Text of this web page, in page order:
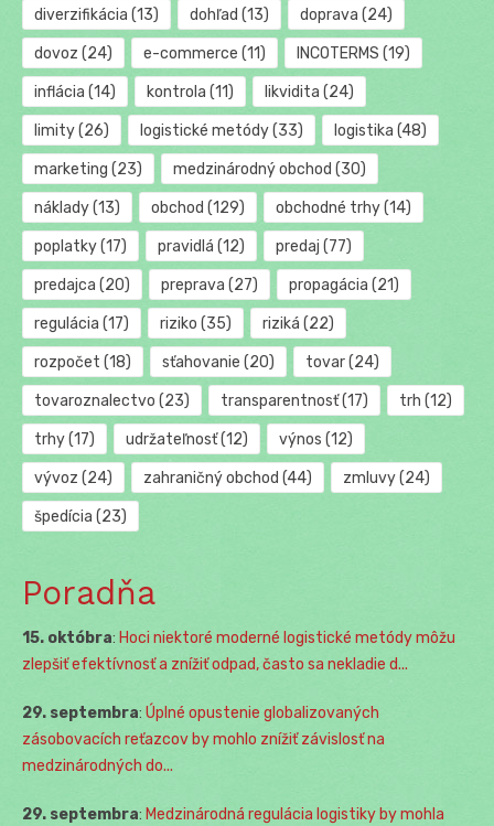
diverzifikácia (13) dohľad (13) doprava (24)
dovoz (24) e-commerce (11) INCOTERMS (19)
inflácia (14) kontrola (11) likvidita (24)
limity(26) logistické metódy(33) logistika (48)
marketing (23) medzinárodný obchod (30)
náklady(13) obchod (129) obchodné trhy(14)
poplatky(17) pravidlá (12) predaj (77)
predajca (20) preprava (27) propagácia (21)
regulácia (17) riziko (35) riziká (22)
rozpočet (18) sťahovanie (20) tovar(24)
tovaroznalectvo (23) transparentnosť(17) trh (12)
trhy(17) udržateľnosť(12) výnos (12)
vývoz (24) zahraničný obchod (44) zmluvy(24)
špedícia (23)
Poradňa
15. októbra: Hoci niektoré moderné logistické metódy môžu
zlepšiť efektívnosť a znížiť odpad, často sa nekladie d...
29. septembra: Úplné opustenie globalizovaných
zásobovacích reťazcov by mohlo znížiť závislosť na
medzinárodných do...
29. septembra: Medzinárodná regulácia logistiky by mohla